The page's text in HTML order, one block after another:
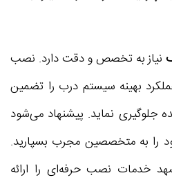
نیاز به تخصص و دقت دارد. نصب
بهینه سیستم درب را تضمین
جلوگیری نماید. پیشنهاد می‌شود
به متخصصین مجرب بسپارید.
خدمات نصب حرفه‌ای را ارائه